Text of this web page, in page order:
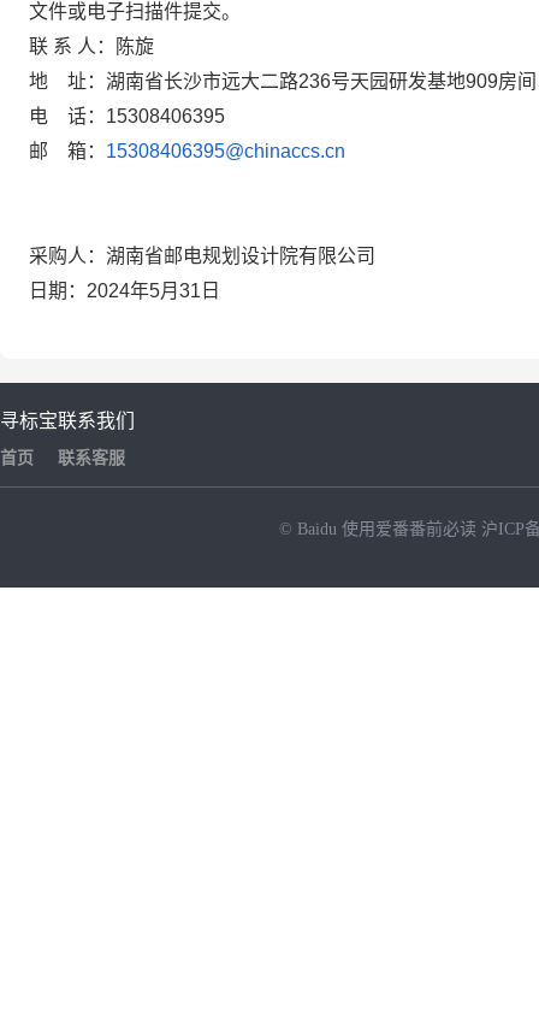
文件或电子扫描件提交。
联 系 人：陈旋
地
址：湖南省长沙市远大二路236号天园研发基地909房间
电
话：15308406395
邮
箱： 15308406395@chinaccs.cn
采购人： 湖南省邮电规划设计院有限公司
日期：2024年5月 31 日
寻标宝
首页
联系我们
联系客服
© Baidu 使用爱番番前必读 沪ICP